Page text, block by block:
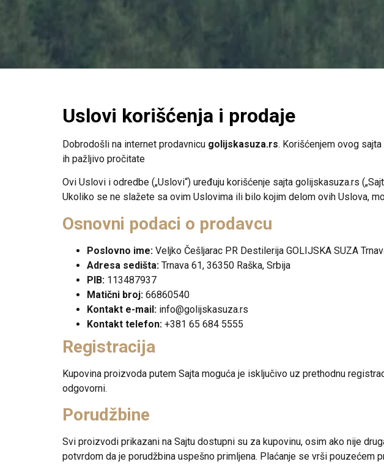
Uslovi korišćenja i prodaje
Dobrodošli na internet prodavnicu golijskasuza.rs. Korišćenjem ovog
ih pažljivo pročitate
Ovi Uslovi i odredbe („Uslovi“) uređuju korišćenje sajta golijskasuza.rs
Ukoliko se ne slažete sa ovim Uslovima ili bilo kojim delom ovih Uslova,
Osnovni podaci o prodavcu
Poslovno ime: Veljko Češljarac PR Destilerija GOLIJSKA SUZA
Adresa sedišta: Trnava 61, 36350 Raška, Srbija
PIB: 113487937
Matični broj: 66860540
Kontakt e-mail: info@golijskasuza.rs
Kontakt telefon: +381 65 684 5555
Registracija
Kupovina proizvoda putem Sajta moguća je isključivo uz prethodnu
odgovorni.
Porudžbine
Svi proizvodi prikazani na Sajtu dostupni su za kupovinu, osim ako nije
potvrdom da je porudžbina uspešno primljena. Plaćanje se vrši pouzećem